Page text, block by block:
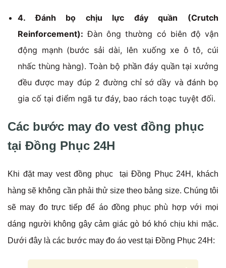
4. Đánh bọ chịu lực đáy quần (Crutch
Reinforcement): Đàn ông thường có biên độ vận
động mạnh (bước sải dài, lên xuống xe ô tô, cúi
nhấc thùng hàng). Toàn bộ phần đáy quần tại xưởng
đều được may đúp 2 đường chỉ sớ dầy và đánh bọ
gia cố tại điểm ngã tư đáy, bao rách toạc tuyệt đối.
Các bước may đo vest đồng phục
tại Đồng Phục 24H
Khi đặt may vest đồng phục tại Đồng Phục 24H, khách
hàng sẽ không cần phải thử size theo bảng size. Chúng tôi
sẽ may đo trực tiếp để áo đồng phục phù hợp với mọi
dáng người không gây cảm giác gò bó khó chịu khi mặc.
Dưới đây là các bước may đo áo vest tại Đồng Phục 24H: